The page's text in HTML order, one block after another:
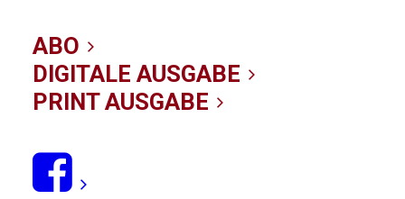
ABO
DIGITALE AUSGABE
PRINT AUSGABE
speziell für
Wassersportler
03/02/2019